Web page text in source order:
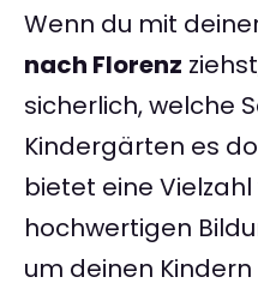
Wenn du mit
nach Florenz
sicherlich, welche
Kindergärten es
bietet eine
hochwertigen
um deinen